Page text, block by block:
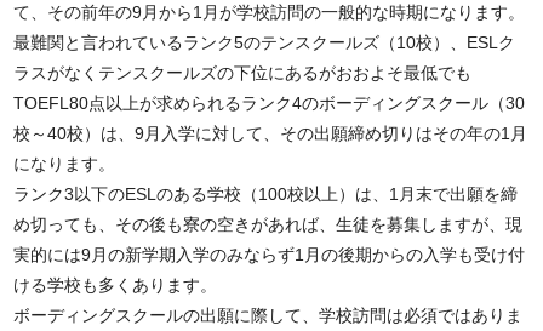
て、その前年の9月から1月が学校訪問の一般的な時期になります。
最難関と言われているランク5のテンスクールズ（10校）、ESLク
ラスがなくテンスクールズの下位にあるがおおよそ最低でも
TOEFL80点以上が求められるランク4のボーディングスクール（30
校～40校）は、9月入学に対して、その出願締め切りはその年の1月
になります。
ランク3以下のESLのある学校（100校以上）は、1月末で出願を締
め切っても、その後も寮の空きがあれば、生徒を募集しますが、現
実的には9月の新学期入学のみならず1月の後期からの入学も受け付
ける学校も多くあります。
ボーディングスクールの出願に際して、学校訪問は必須ではありま